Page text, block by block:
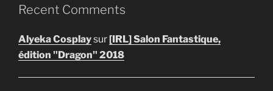
Recent Comments
Alyeka Cosplaysur [IRL] Salon Fantastique,
édition "Dragon" 2018